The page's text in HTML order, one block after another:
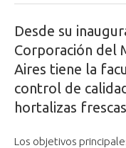
Desde su
Corporación del
Aires tiene la
control de
hortalizas
Los objetivos